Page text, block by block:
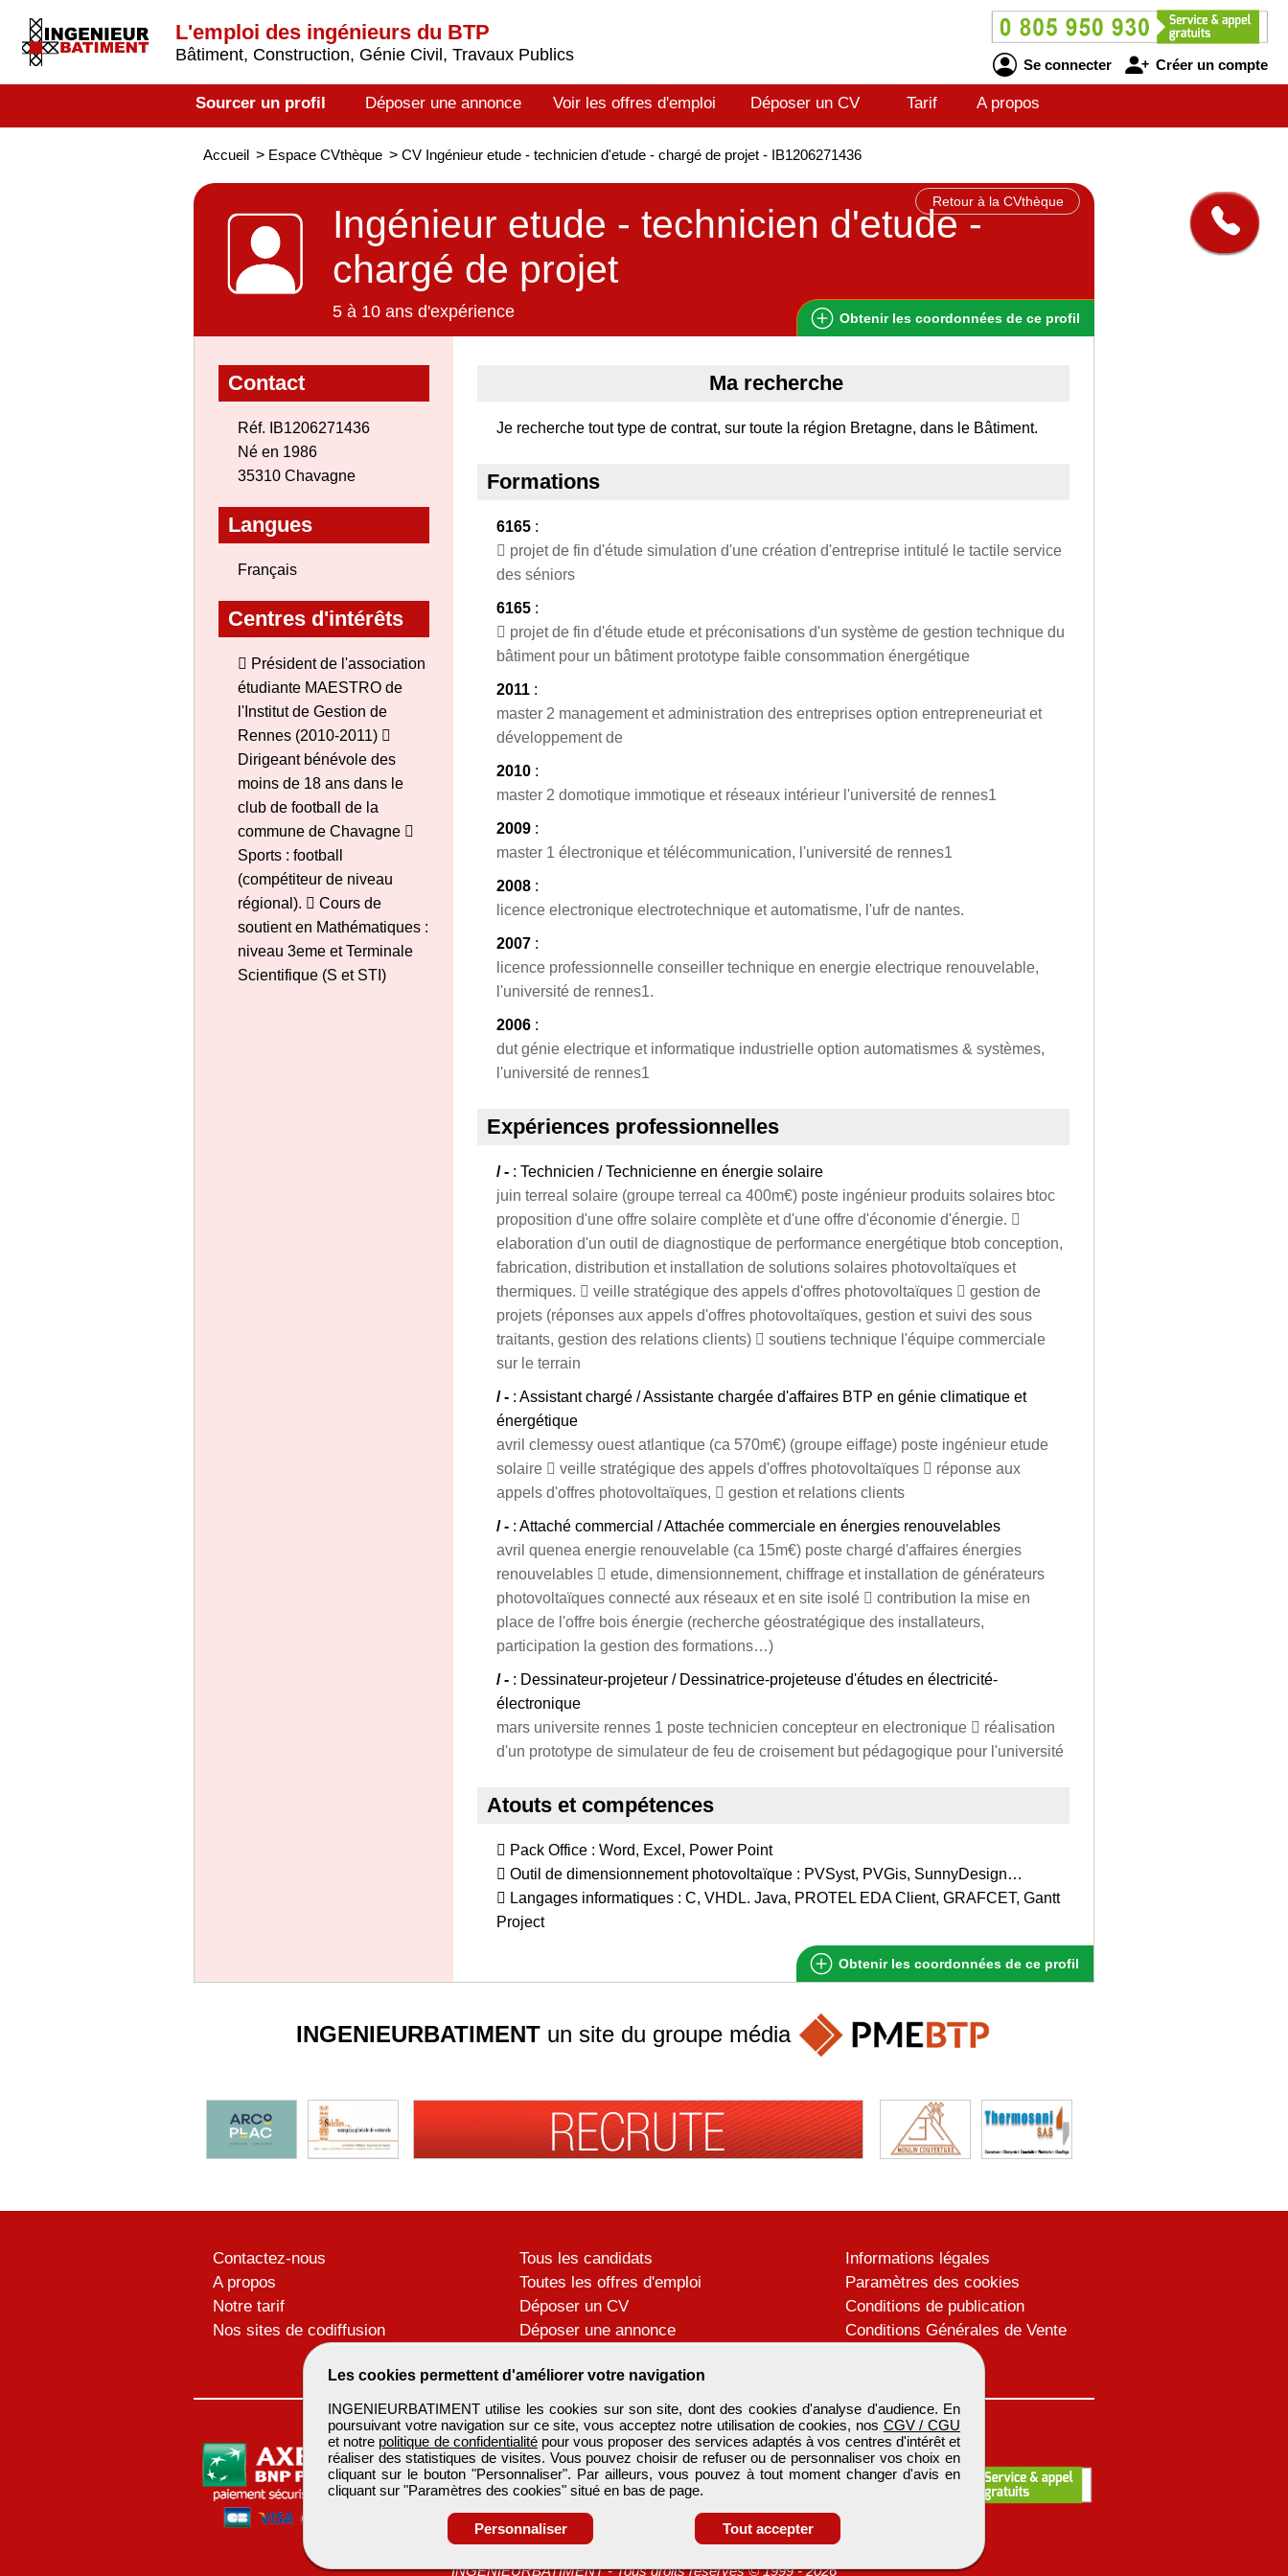
L'emploi des ingénieurs du BTP
Bâtiment, Construction, Génie Civil, Travaux Publics
Se connecter Créer un compte
Sourcer un profil Déposer une annonce Voir les offres d'emploi Déposer un CV Tarif A propos
Accueil > Espace CVthèque > CV Ingénieur etude - technicien d'etude - chargé de projet - IB1206271436
Retour à la CVthèque
Ingénieur etude - technicien d'etude -
chargé de projet
5 à 10 ans d'expérience Obtenir les coordonnées de ce profil
Contact
Réf. IB1206271436
Né en 1986
35310 Chavagne
Langues
Français
Centres d'intérêts
 Président de l'association
étudiante MAESTRO de
l'Institut de Gestion de
Rennes (2010-2011) 
Dirigeant bénévole des
moins de 18 ans dans le
club de football de la
commune de Chavagne 
Sports : football
(compétiteur de niveau
régional).  Cours de
soutient en Mathématiques :
niveau 3eme et Terminale
Scientifique (S et STI)
Ma recherche
Je recherche tout type de contrat, sur toute la région Bretagne, dans le Bâtiment.
Formations
6165 :
 projet de fin d'étude simulation d'une création d'entreprise intitulé le tactile service
des séniors
6165 :
 projet de fin d'étude etude et préconisations d'un système de gestion technique du
bâtiment pour un bâtiment prototype faible consommation énergétique
2011 :
master 2 management et administration des entreprises option entrepreneuriat et
développement de
2010 :
master 2 domotique immotique et réseaux intérieur l'université de rennes1
2009 :
master 1 électronique et télécommunication, l'université de rennes1
2008 :
licence electronique electrotechnique et automatisme, l'ufr de nantes.
2007 :
licence professionnelle conseiller technique en energie electrique renouvelable,
l'université de rennes1.
2006 :
dut génie electrique et informatique industrielle option automatismes & systèmes,
l'université de rennes1
Expériences professionnelles
/ - : Technicien / Technicienne en énergie solaire
juin terreal solaire (groupe terreal ca 400m€) poste ingénieur produits solaires btoc
proposition d'une offre solaire complète et d'une offre d'économie d'énergie. 
elaboration d'un outil de diagnostique de performance energétique btob conception,
fabrication, distribution et installation de solutions solaires photovoltaïques et
thermiques.  veille stratégique des appels d'offres photovoltaïques  gestion de
projets (réponses aux appels d'offres photovoltaïques, gestion et suivi des sous
traitants, gestion des relations clients)  soutiens technique l'équipe commerciale
sur le terrain
/ - : Assistant chargé / Assistante chargée d'affaires BTP en génie climatique et
énergétique
avril clemessy ouest atlantique (ca 570m€) (groupe eiffage) poste ingénieur etude
solaire  veille stratégique des appels d'offres photovoltaïques  réponse aux
appels d'offres photovoltaïques,  gestion et relations clients
/ - : Attaché commercial / Attachée commerciale en énergies renouvelables
avril quenea energie renouvelable (ca 15m€) poste chargé d'affaires énergies
renouvelables  etude, dimensionnement, chiffrage et installation de générateurs
photovoltaïques connecté aux réseaux et en site isolé  contribution la mise en
place de l'offre bois énergie (recherche géostratégique des installateurs,
participation la gestion des formations…)
/ - : Dessinateur-projeteur / Dessinatrice-projeteuse d'études en électricité-
électronique
mars universite rennes 1 poste technicien concepteur en electronique  réalisation
d'un prototype de simulateur de feu de croisement but pédagogique pour l'université
Atouts et compétences
 Pack Office : Word, Excel, Power Point
 Outil de dimensionnement photovoltaïque : PVSyst, PVGis, SunnyDesign…
 Langages informatiques : C, VHDL. Java, PROTEL EDA Client, GRAFCET, Gantt
Project
Obtenir les coordonnées de ce profil
Les cookies permettent d'améliorer votre navigation
INGENIEURBATIMENT utilise les cookies sur son site, dont des cookies d'analyse d'audience. En
poursuivant votre navigation sur ce site, vous acceptez notre utilisation de cookies, nos CGV / CGU
et notre politique de confidentialitépour vous proposer des services adaptés à vos centres d'intérêt et
réaliser des statistiques de visites. Vous pouvez choisir de refuser ou de personnaliser vos choix en
cliquant sur le bouton "Personnaliser". Par ailleurs, vous pouvez à tout moment changer d'avis en
cliquant sur "Paramètres des cookies" situé en bas de page.
Personnaliser Tout accepter
INGENIEURBATIMENT un site du groupe média
Contactez-nous
A propos
Notre tarif
Nos sites de codiffusion
Tous les candidats
Toutes les offres d'emploi
Déposer un CV
Déposer une annonce
Informations légales
Paramètres des cookies
Conditions de publication
Conditions Générales de Vente
INGENIEURBATIMENT -Tous droits réservés © 1999 - 2026